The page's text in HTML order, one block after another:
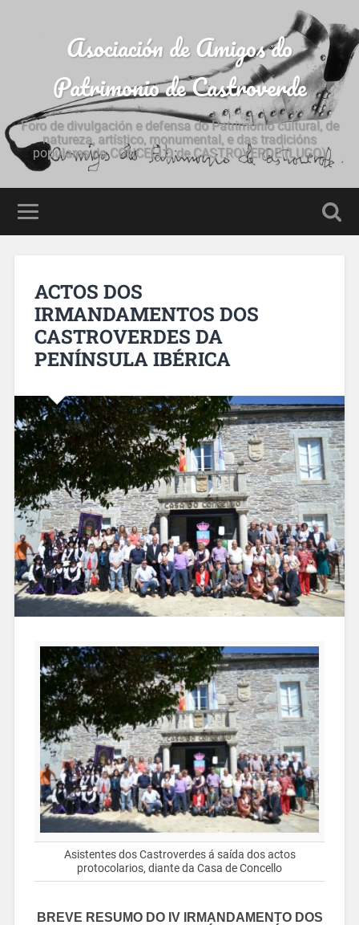
Asociación de Amigos do
Patrimonio de Castroverde
Foro de divulgación e defensa do Patrimonio cultural, de
natureza, artístico, monumental, e das tradicións
populares do CONCELLO de CASTROVERDE (LUGO)
ACTOS DOS
IRMANDAMENTOS DOS
CASTROVERDES DA
PENÍNSULA IBÉRICA
Asistentes dos Castroverdes á saída dos actos
protocolarios, diante da Casa de Concello
BREVE RESUMO DO IV IRMANDAMENTO DOS